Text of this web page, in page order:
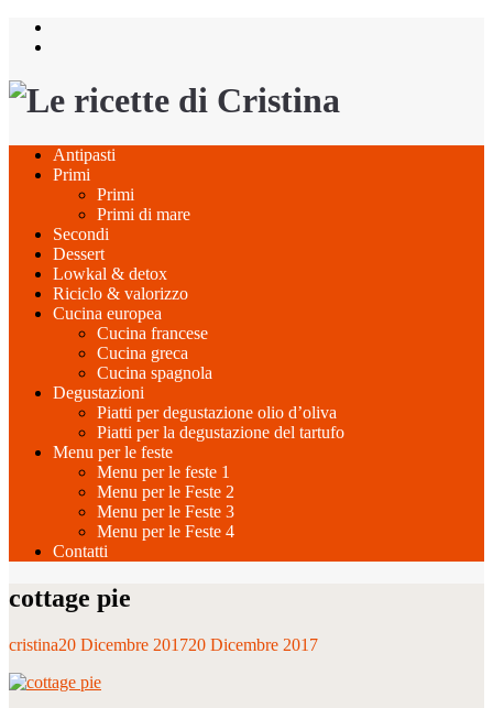
Salta
Antipasti
Primi
Primi
Primi di mare
Secondi
Dessert
Lowkal & detox
Riciclo & valorizzo
Cucina europea
Cucina francese
Cucina greca
Cucina spagnola
Degustazioni
Piatti per degustazione olio d’oliva
Piatti per la degustazione del tartufo
Menu per le feste
Menu per le feste 1
Menu per le Feste 2
Menu per le Feste 3
Menu per le Feste 4
Contatti
cottage pie
cristina20 Dicembre 201720 Dicembre 2017